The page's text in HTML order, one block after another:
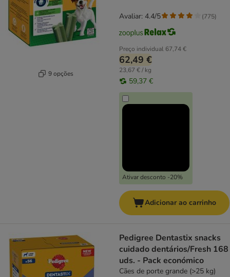
9 opções
Preço individual 67,74 €
62,49 €
23,67 € / kg
59,37 €
Ativar desconto -20%
Avaliar: 4.4/5 (775)
Adicionar ao carrinho
Pedigree Dentastix snacks
cuidado dentários/Fresh 168
uds. - Pack económico
Cães de porte grande (>25 kg)